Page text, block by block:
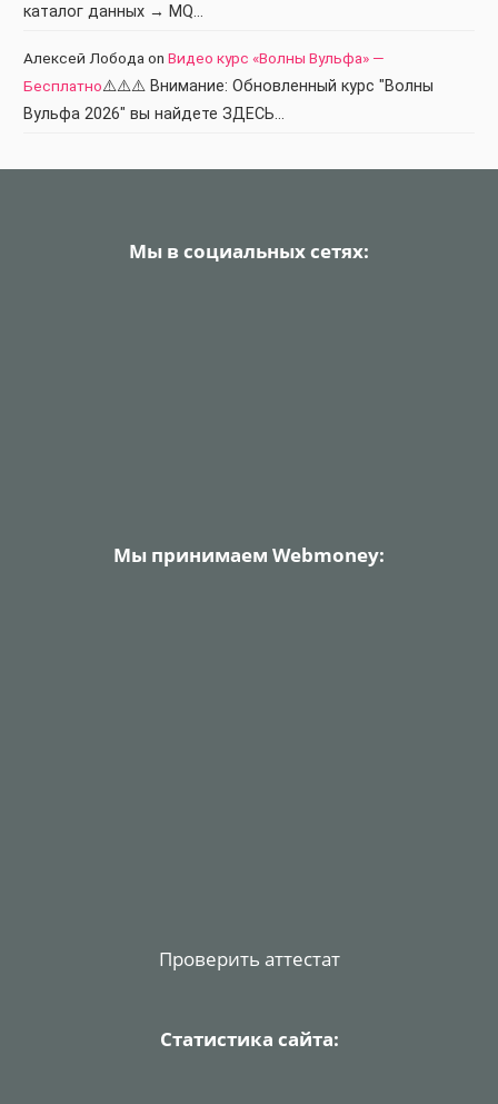
каталог данных → MQ…
Алексей Лобода on Видео курс «Волны Вульфа» —
Бесплатно⚠️⚠️⚠️ Внимание: Обновленный курс "Волны
Вульфа 2026" вы найдете ЗДЕСЬ…
Мы в социальных сетях:
Мы принимаем Webmoney:
Проверить аттестат
Статистика сайта: